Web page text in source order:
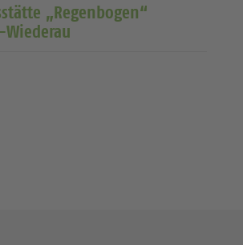
„Regenbogen“